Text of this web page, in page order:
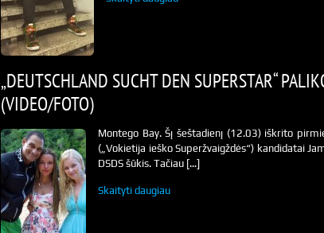
„DEUTSCHLAND SUCHT DEN SUPERSTAR“
(VIDEO/FOTO)
Montego Bay. Šį šeštadienį (12.03) iškrito
(„Vokietija ieško Superžvaigždės“) kandidatai
DSDS šūkis. Tačiau […]
Skaityti daugiau